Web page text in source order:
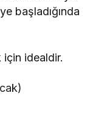
başladığında
için idealdir.